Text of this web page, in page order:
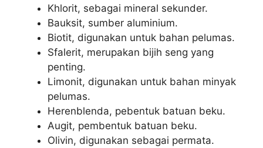
Khlorit, sebagai mineral sekunder.
Bauksit, sumber aluminium.
Biotit, digunakan untuk bahan pelumas.
Sfalerit, merupakan bijih seng yang
penting.
Limonit, digunakan untuk bahan minyak
pelumas.
Herenblenda, pebentuk batuan beku.
Augit, pembentuk batuan beku.
Olivin, digunakan sebagai permata.